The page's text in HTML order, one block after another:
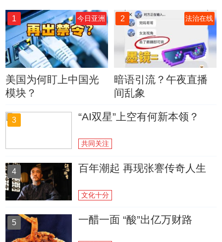
1 今日亚洲
美国为何盯上中国光
模块？
2 法治在线
暗语引流？午夜直播
间乱象
3 “AI双星”上空有何新本领？
共同关注
4 百年潮起 再现张謇传奇人生
文化十分
5 一醋一面 “酸”出亿万财路